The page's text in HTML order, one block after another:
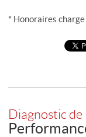
* Honoraires charge
Diagnostic de